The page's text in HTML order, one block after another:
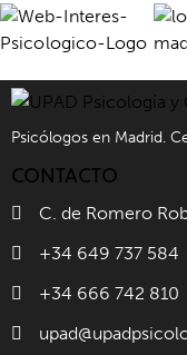
Psicólogos en Madrid.
CONTACTO
C. de Romero
+34 649 737 584
+34 666 742 810